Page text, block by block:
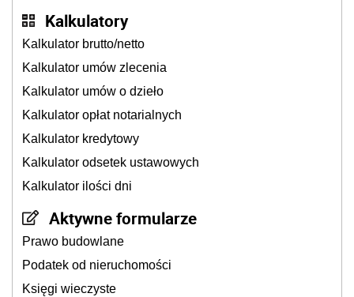
Kalkulatory
Kalkulator brutto/netto
Kalkulator umów zlecenia
Kalkulator umów o dzieło
Kalkulator opłat notarialnych
Kalkulator kredytowy
Kalkulator odsetek ustawowych
Kalkulator ilości dni
Aktywne formularze
Prawo budowlane
Podatek od nieruchomości
Księgi wieczyste